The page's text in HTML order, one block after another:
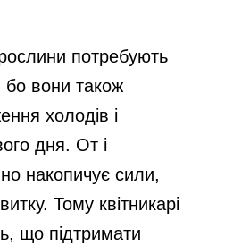
потребують
бо вони також
холодів і
дня. От і
накопичує сили,
Тому квітникарі
що підтримати